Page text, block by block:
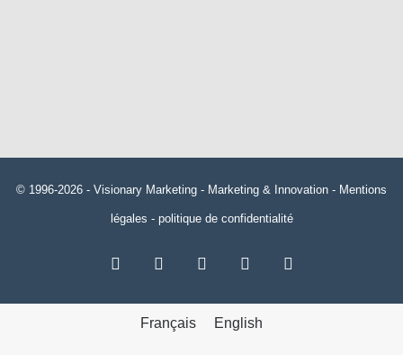
© 1996-2026 - Visionary Marketing - Marketing & Innovation - Mentions
légales - politique de confidentialité
Facebook Linkedin
Français English